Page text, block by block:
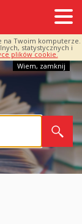
na Twoim komputerze.
statystycznych i
plików cookie.
Wiem, zamknij